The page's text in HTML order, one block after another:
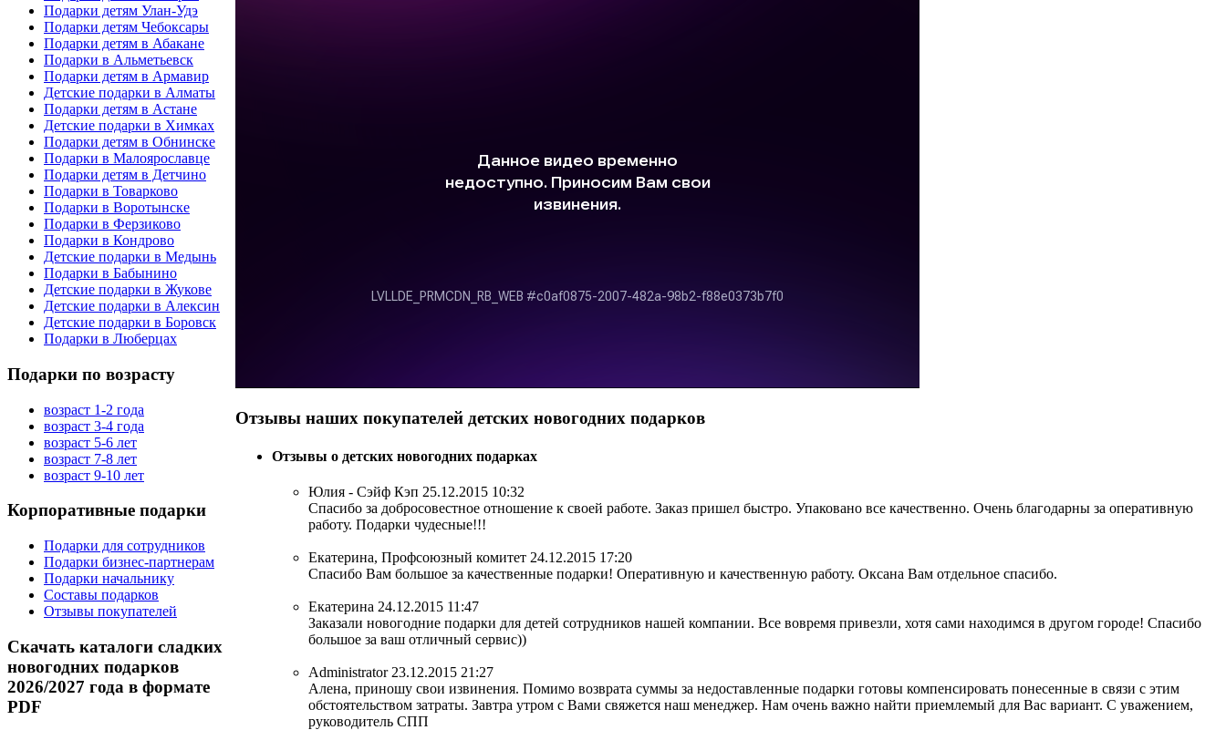
Отзывы наших покупателей детских новогодних подарков
Отзывы о детских новогодних подарках
Юлия - Сэйф Кэп 25.12.2015 10:32
Спасибо за добросовестное отношение к своей работе. Заказ пришел быстро. Упаковано все качественно. Очень благодарны за оперативную
работу. Подарки чудесные!!!
Екатерина, Профсоюзный комитет 24.12.2015 17:20
Спасибо Вам большое за качественные подарки! Оперативную и качественную работу. Оксана Вам отдельное спасибо.
Екатерина 24.12.2015 11:47
Заказали новогодние подарки для детей сотрудников нашей компании. Все вовремя привезли, хотя сами находимся в другом городе! Спасибо
большое за ваш отличный сервис))
Administrator 23.12.2015 21:27
Алена, приношу свои извинения. Помимо возврата суммы за недоставленные подарки готовы компенсировать понесенные в связи с этим
обстоятельством затраты. Завтра утром с Вами свяжется наш менеджер. Нам очень важно найти приемлемый для Вас вариант. С уважением,
руководитель СПП
Подарки детям Улан-Удэ
Подарки детям Чебоксары
Подарки детям в Абакане
Подарки в Альметьевск
Подарки детям в Армавир
Детские подарки в Алматы
Подарки детям в Астане
Детские подарки в Химках
Подарки детям в Обнинске
Подарки в Малоярославце
Подарки детям в Детчино
Подарки в Товарково
Подарки в Воротынске
Подарки в Ферзиково
Подарки в Кондрово
Детские подарки в Медынь
Подарки в Бабынино
Детские подарки в Жукове
Детские подарки в Алексин
Детские подарки в Боровск
Подарки в Люберцах
Подарки по возрасту
возраст 1-2 года
возраст 3-4 года
возраст 5-6 лет
возраст 7-8 лет
возраст 9-10 лет
Корпоративные подарки
Подарки для сотрудников
Подарки бизнес-партнерам
Подарки начальнику
Составы подарков
Отзывы покупателей
Скачать каталоги сладких
новогодних подарков
2026/2027 года в формате
PDF